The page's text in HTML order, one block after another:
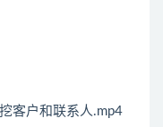
客户和联系人.mp4